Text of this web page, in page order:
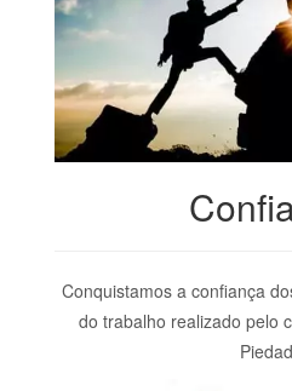
Conquistamos a confiança
do trabalho realizado pelo